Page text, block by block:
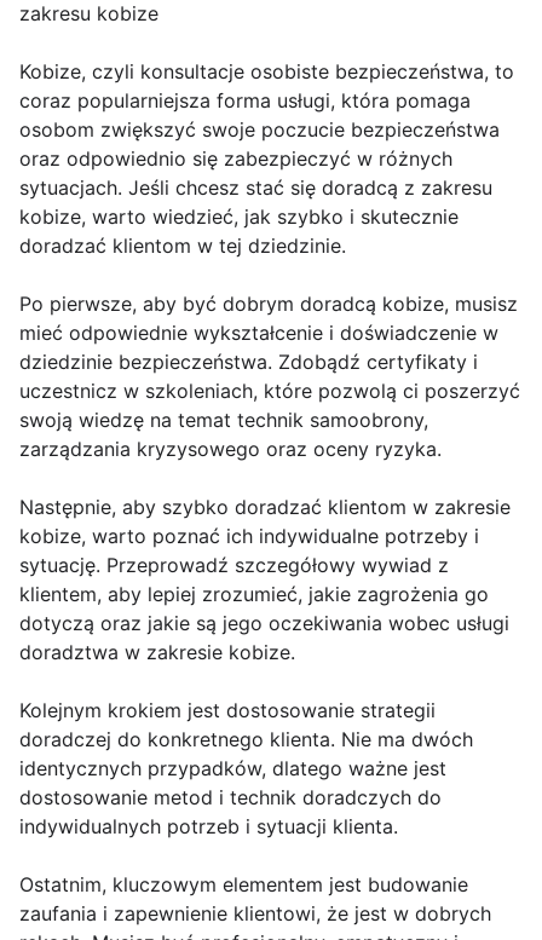
zakresu kobize
Kobize, czyli konsultacje osobiste bezpieczeństwa, to
coraz popularniejsza forma usługi, która pomaga
osobom zwiększyć swoje poczucie bezpieczeństwa
oraz odpowiednio się zabezpieczyć w różnych
sytuacjach. Jeśli chcesz stać się doradcą z zakresu
kobize, warto wiedzieć, jak szybko i skutecznie
doradzać klientom w tej dziedzinie.
Po pierwsze, aby być dobrym doradcą kobize, musisz
mieć odpowiednie wykształcenie i doświadczenie w
dziedzinie bezpieczeństwa. Zdobądź certyfikaty i
uczestnicz w szkoleniach, które pozwolą ci poszerzyć
swoją wiedzę na temat technik samoobrony,
zarządzania kryzysowego oraz oceny ryzyka.
Następnie, aby szybko doradzać klientom w zakresie
kobize, warto poznać ich indywidualne potrzeby i
sytuację. Przeprowadź szczegółowy wywiad z
klientem, aby lepiej zrozumieć, jakie zagrożenia go
dotyczą oraz jakie są jego oczekiwania wobec usługi
doradztwa w zakresie kobize.
Kolejnym krokiem jest dostosowanie strategii
doradczej do konkretnego klienta. Nie ma dwóch
identycznych przypadków, dlatego ważne jest
dostosowanie metod i technik doradczych do
indywidualnych potrzeb i sytuacji klienta.
Ostatnim, kluczowym elementem jest budowanie
zaufania i zapewnienie klientowi, że jest w dobrych